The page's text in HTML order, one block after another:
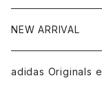
NEW ARRIVAL
adidas Originals